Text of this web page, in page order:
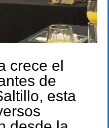
crece el
de
esta